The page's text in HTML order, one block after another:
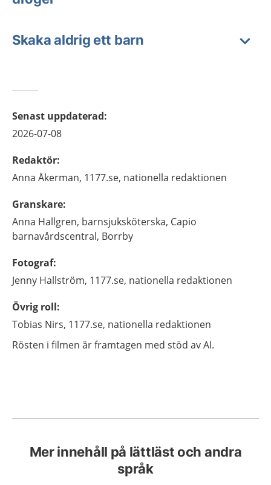
Skaka aldrig ett barn
Senast uppdaterad:
2026-07-08
Redaktör:
Anna Åkerman, 1177.se, nationella redaktionen
Granskare:
Anna Hallgren, barnsjuksköterska, Capio
barnavårdscentral, Borrby
Fotograf:
Jenny Hallström, 1177.se, nationella redaktionen
Övrig roll:
Tobias Nirs, 1177.se, nationella redaktionen
Rösten i filmen är framtagen med stöd av AI.
Mer innehåll på lättläst och andra
språk